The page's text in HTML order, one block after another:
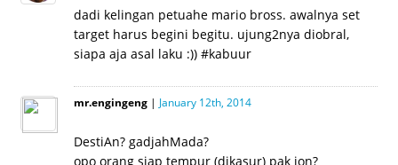
dadi kelingan petuahe mario bross. awalnya set
target harus begini begitu. ujung2nya diobral,
siapa aja asal laku :)) #kabuur
mr.engingeng| January 12th, 2014
DestiAn? gadjahMada?
opo orang siap tempur (dikasur) pak jon?